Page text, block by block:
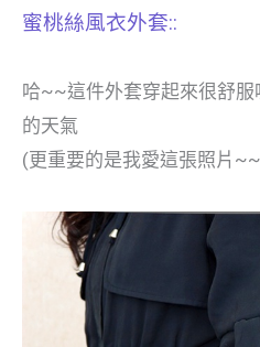
蜜桃絲風衣外套::
哈~~這件外套穿起來很舒
的天氣
(更重要的是我愛這張照片